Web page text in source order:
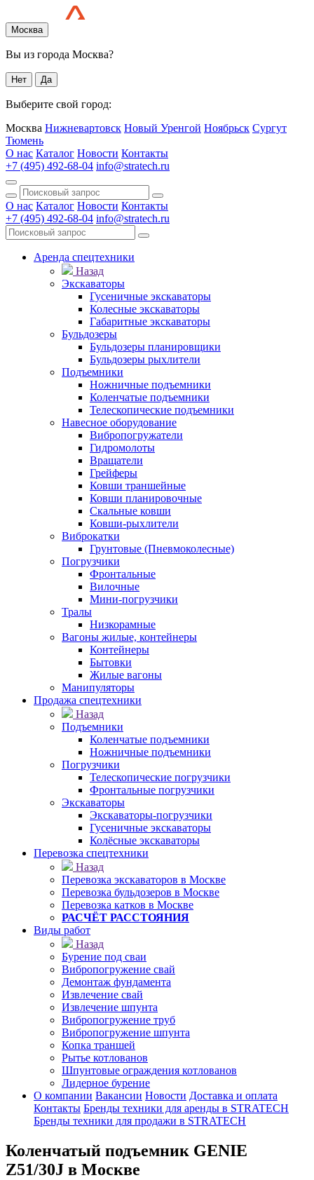
Москва
Вы из города Москва?
Нет Да
Выберите свой город:
Москва Нижневартовск Новый Уренгой Ноябрьск Сургут
Тюмень
О нас Каталог Новости Контакты
+7 (495) 492-68-04 info@stratech.ru
О нас Каталог Новости Контакты
+7 (495) 492-68-04 info@stratech.ru
Аренда спецтехники
Назад
Экскаваторы
Гусеничные экскаваторы
Колесные экскаваторы
Габаритные экскаваторы
Бульдозеры
Бульдозеры планировщики
Бульдозеры рыхлители
Подъемники
Ножничные подъемники
Коленчатые подъемники
Телескопические подъемники
Навесное оборудование
Вибропогружатели
Гидромолоты
Вращатели
Грейферы
Ковши траншейные
Ковши планировочные
Скальные ковши
Ковши-рыхлители
Виброкатки
Грунтовые (Пневмоколесные)
Погрузчики
Фронтальные
Вилочные
Мини-погрузчики
Тралы
Низкорамные
Вагоны жилые, контейнеры
Контейнеры
Бытовки
Жилые вагоны
Манипуляторы
Продажа спецтехники
Назад
Подъемники
Коленчатые подъемники
Ножничные подъемники
Погрузчики
Телескопические погрузчики
Фронтальные погрузчики
Экскаваторы
Экскаваторы-погрузчики
Гусеничные экскаваторы
Колёсные экскаваторы
Перевозка спецтехники
Назад
Перевозка экскаваторов в Москве
Перевозка бульдозеров в Москве
Перевозка катков в Москве
РАСЧЁТ РАССТОЯНИЯ
Виды работ
Назад
Бурение под сваи
Вибропогружение свай
Демонтаж фундамента
Извлечение свай
Извлечение шпунта
Вибропогружение труб
Вибропогружение шпунта
Копка траншей
Рытье котлованов
Шпунтовые ограждения котлованов
Лидерное бурение
О компании Вакансии Новости Доставка и оплата
Контакты Бренды техники для аренды в STRATECH
Бренды техники для продажи в STRATECH
Коленчатый подъемник GENIE
Z51/30J в Москве